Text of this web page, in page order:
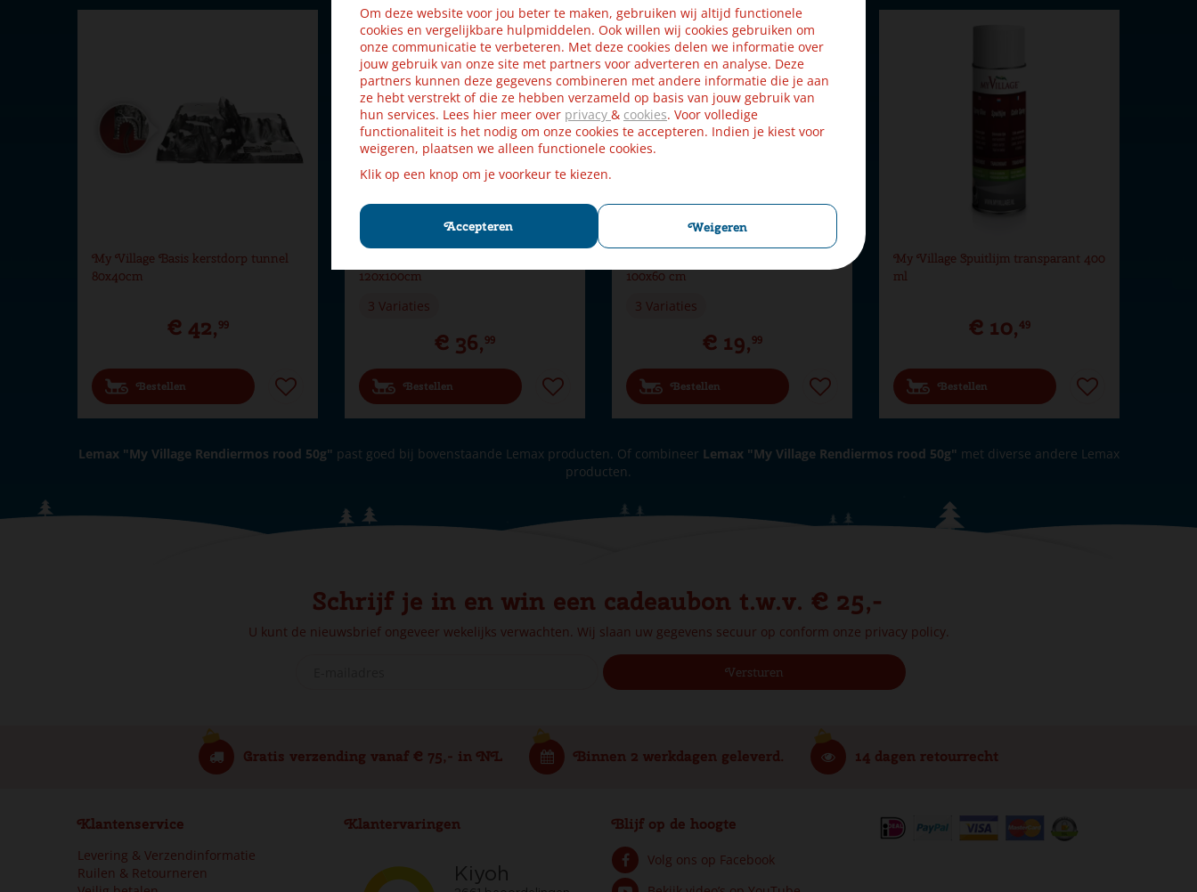
Om deze website voor jou beter te maken, gebruiken wij altijd functionele
cookies en vergelijkbare hulpmiddelen. Ook willen wij cookies gebruiken om
onze communicatie te verbeteren. Met deze cookies delen we informatie over
jouw gebruik van onze site met partners voor adverteren en analyse. Deze
partners kunnen deze gegevens combineren met andere informatie die je aan
ze hebt verstrekt of die ze hebben verzameld op basis van jouw gebruik van
hun services. Lees hier meer over privacy & cookies. Voor volledige
functionaliteit is het nodig om onze cookies te accepteren. Indien je kiest voor
weigeren, plaatsen we alleen functionele cookies.
Klik op een knop om je voorkeur te kiezen.
Accepteren Weigeren
Kleur Rood
My Village Basis kerstdorp tunnel
80x40cm
€ 42,99
Bestellen
120x100cm
€ 36,99
Bestellen
3 Variaties
100x60 cm
€ 19,99
Bestellen
3 Variaties
My Village Spuitlijm transparant 400
ml
€ 10,49
Bestellen
Lemax "My Village Rendiermos rood 50g" past goed bij bovenstaande Lemax producten. Of combineer Lemax "My Village Rendiermos rood 50g" met diverse andere Lemax
producten.
Schrijf je in en win een cadeaubon t.w.v. € 25,-
U kunt de nieuwsbrief ongeveer wekelijks verwachten. Wij slaan uw gegevens secuur op conform onze privacy policy.
Gratis verzending vanaf € 75,- in NL Binnen 2 werkdagen geleverd. 14 dagen retourrecht
Klantenservice
Levering & Verzendinformatie
Ruilen & Retourneren
Klantervaringen Blijf op de hoogte
Volg ons op Facebook